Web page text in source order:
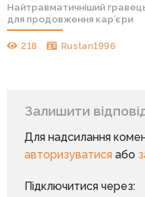
Найтравматичніший
для продовження кар’єри
218 Ruslan1996
Залишити
Для надсилання
авторизуватисяабо
Підключитися через: